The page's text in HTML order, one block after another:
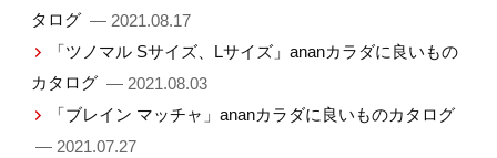
タログ — 2021.08.17
「ツノマル Sサイズ、Lサイズ」ananカラダに良いもの
カタログ — 2021.08.03
「ブレイン マッチャ」ananカラダに良いものカタログ
— 2021.07.27